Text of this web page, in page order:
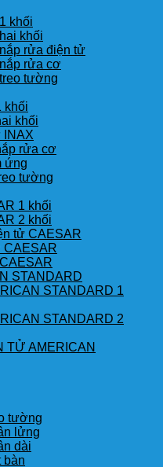
khối
khối
rửa điện tử
rửa cơ
tường
khối
khối
INAX
rửa cơ
ứng
tường
1 khối
2 khối
tử CAESAR
CAESAR
STANDARD
STANDARD 1
STANDARD 2
TỬ AMERICAN
tường
lửng
dài
bàn